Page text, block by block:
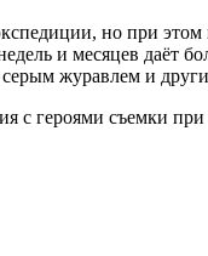
но при
и месяцев
журавлем и
с героями съемки